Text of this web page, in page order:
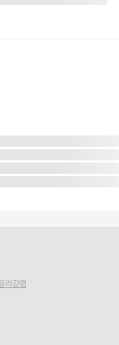
리강령